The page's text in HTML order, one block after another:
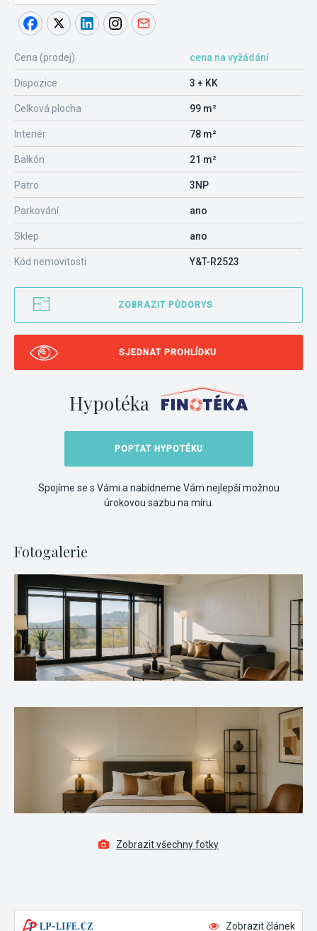
Cena (prodej) cena na vyžádání
Dispozice 3 + KK
Celková plocha 99 m²
Interiér 78 m²
Balkón 21 m²
Patro 3NP
Parkování ano
Sklep ano
Kód nemovitosti Y&T-R2523
ZOBRAZIT PŮDORYS
SJEDNAT PROHLÍDKU
Hypotéka
POPTAT HYPOTÉKU
Spojíme se s Vámi a nabídneme Vám nejlepší možnou
úrokovou sazbu na míru.
Fotogalerie
Zobrazit všechny fotky
Zobrazit článek